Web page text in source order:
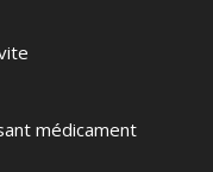
médicament